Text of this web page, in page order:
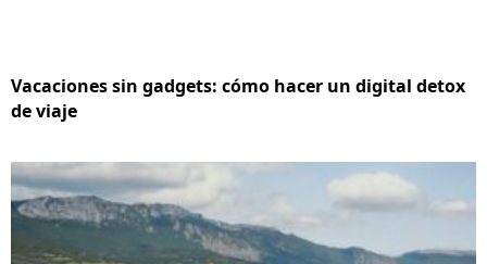
Vacaciones sin gadgets: cómo hacer un digital detox
de viaje